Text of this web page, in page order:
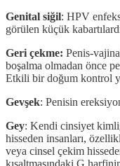
Genital siğil: HPV
görülen küçük
Geri çekme: Penis-
boşalma olmadan önce
Etkili bir doğum kontrol
Gevşek: Penisin
Gey: Kendi cinsiyet
hisseden insanları,
veya cinsel çekim